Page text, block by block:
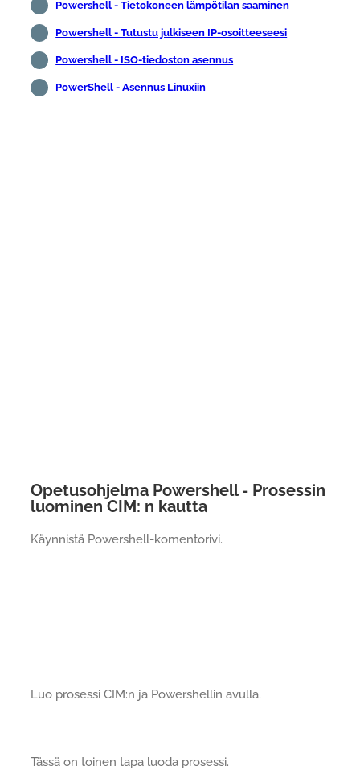
Powershell - Tietokoneen lämpötilan saaminen
Powershell - Tutustu julkiseen IP-osoitteeseesi
Powershell - ISO-tiedoston asennus
PowerShell - Asennus Linuxiin
Opetusohjelma Powershell - Prosessin
luominen CIM: n kautta
Käynnistä Powershell-komentorivi.
Luo prosessi CIM:n ja Powershellin avulla.
Tässä on toinen tapa luoda prosessi.